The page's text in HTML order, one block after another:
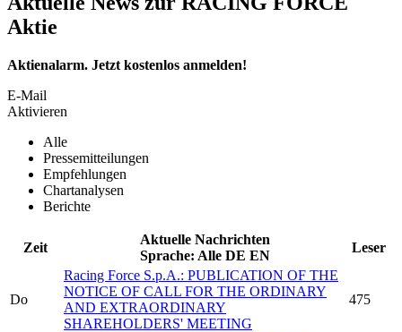
Aktie
Aktienalarm. Jetzt kostenlos anmelden!
E-Mail
Aktivieren
Alle
Pressemitteilungen
Empfehlungen
Chartanalysen
Berichte
Zeit
Aktuelle Nachrichten
Sprache: Alle DE EN
Leser
Do
Racing Force S.p.A.: PUBLICATION OF THE
NOTICE OF CALL FOR THE ORDINARY
AND EXTRAORDINARY
SHAREHOLDERS' MEETING
475